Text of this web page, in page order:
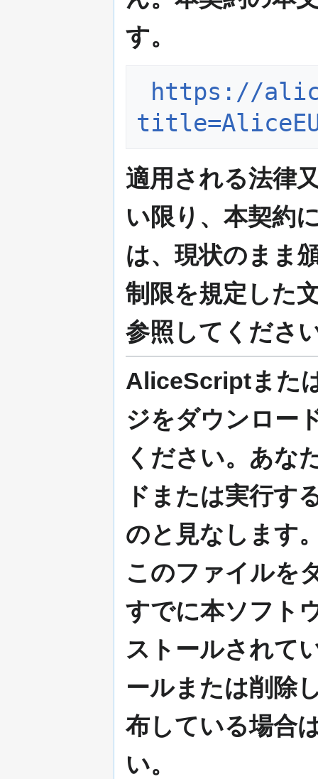
す。
https://
適用される法律
い限り、本契約
は、現状のまま
制限を規定した
参照してくださ
AliceScriptまた
ジをダウンロー
ください。あな
ドまたは実行す
のと見なします
このファイルを
すでに本ソフト
ストールされて
ールまたは削除
布している場合
い。